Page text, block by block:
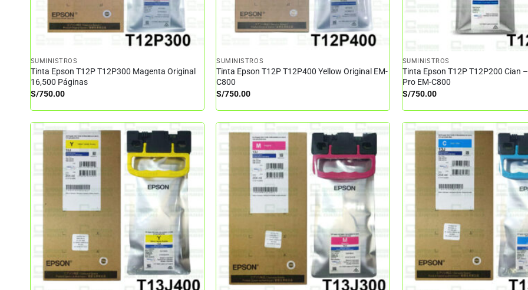
SUMINISTROS
Tinta Epson T12P T12P300 Magenta Original
16,500 Páginas
S/750.00
SUMINISTROS
Tinta Epson T12P T12P400 Yellow Original EM-
C800
S/750.00
SUMINISTROS
Tinta Epson T12P T12P200 Cian
Pro EM-C800
S/750.00